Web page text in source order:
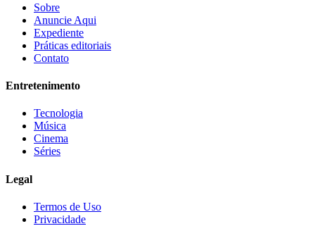
Sobre
Anuncie Aqui
Expediente
Práticas editoriais
Contato
Entretenimento
Tecnologia
Música
Cinema
Séries
Legal
Termos de Uso
Privacidade